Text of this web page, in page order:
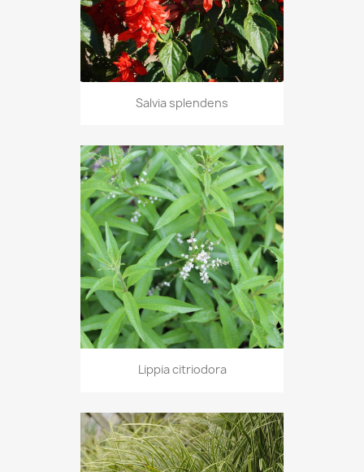
Salvia splendens
Lippia citriodora